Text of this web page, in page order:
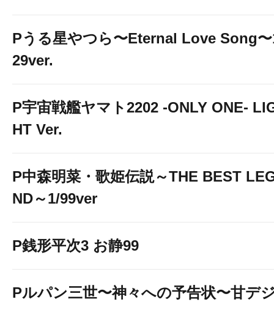
Pうる星やつら〜Eternal Love Song
29ver.
P宇宙戦艦ヤマト2202 -ONLY ONE-
HT Ver.
P中森明菜・歌姫伝説～THE BEST
ND～1/99ver
P銭形平次3 お静99
Pルパン三世〜神々への予告状〜甘デ